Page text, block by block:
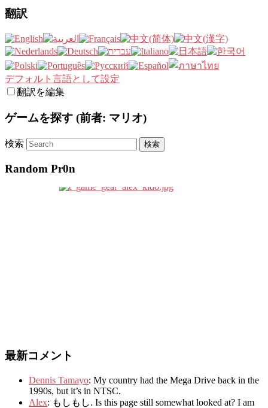
翻訳
デフォルト言語として設定
翻訳を編集
ゲームを探す (前者: マリオ)
検索
Random Pr0n
最新コメント
Dennis Tamayo: My country had the Mega Drive back in the
1990s, but it’s in NTSC.
Alex: もしもし. Is this page still somewhat looked at? I am